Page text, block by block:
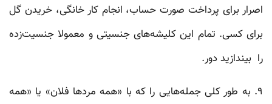
اصرار برای پرداخت صورت حساب، انجام کار خانگی، خریدن گل
برای کسی. تمام این کلیشه‌های جنسیتی و معمولا جنسیت‌زده
را بیندازید دور.
۹. به طور کلی جمله‌هایی را که با «همه‌ مردها فلان» یا «همه‌